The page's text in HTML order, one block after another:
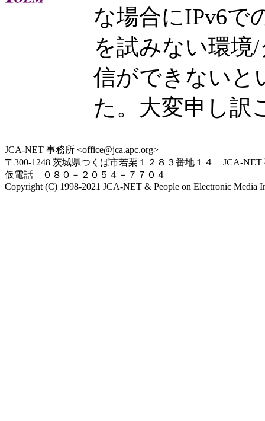
な場合にIPv6で
を試みない環境
信ができないと
た。大変申し訳
JCA-NET 事務所 <office@jca.apc.org>
〒300-1248 茨城県つくば市若栗１２８３番地１４ JCA-NET
仮電話 ０８０－２０５４－７７０４
Copyright (C) 1998-2021 JCA-NET & People on Electronic Media